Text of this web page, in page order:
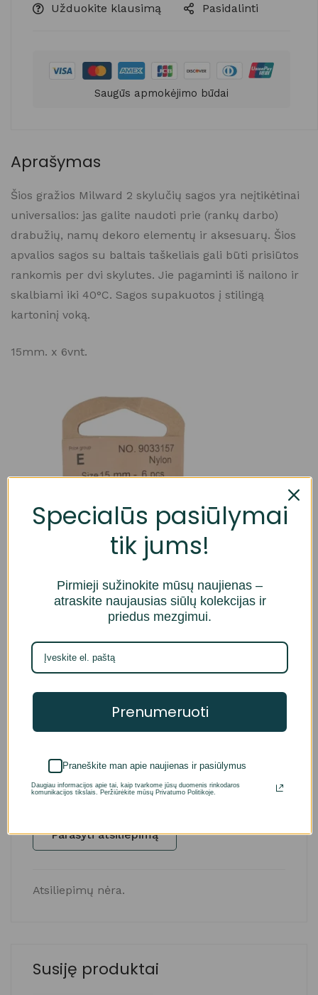
Užduokite klausimą Pasidalinti
Saugūs apmokėjimo būdai
Aprašymas
Šios gražios Milward 2 skylučių sagos yra neįtikėtinai
universalios: jas galite naudoti prie (rankų darbo)
drabužių, namų dekoro elementų ir aksesuarų. Šios
apvalios sagos su baltais taškeliais gali būti prisiūtos
rankomis per dvi skylutes. Jie pagaminti iš nailono ir
skalbiami iki 40°C. Sagos supakuotos į stilingą
kartoninį voką.
15mm. x 6vnt.
tikrosios spalvos.
Atsiliepimai (0) Klausimai
Įvertinimai ir atsiliepimai
Remiantis 0 įvertinimų
Parašyti atsiliepimą
Atsiliepimų nėra.
Susiję produktai
Specialūs pasiūlymai
tik jums!
Pirmieji sužinokite mūsų naujienas –
atraskite naujausias siūlų kolekcijas ir
priedus mezgimui.
Prenumeruoti
Praneškite man apie naujienas ir pasiūlymus
Daugiau informacijos apie tai, kaip tvarkome jūsų duomenis rinkodaros
komunikacijos tikslais. Peržiūrėkite mūsų Privatumo Politikoje.